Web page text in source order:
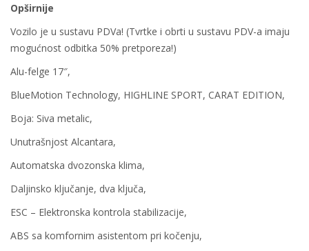
Opširnije
Vozilo je u sustavu PDVa! (Tvrtke i obrti u sustavu PDV-a imaju
mogućnost odbitka 50% pretporeza!)
Alu-felge 17″,
BlueMotion Technology, HIGHLINE SPORT, CARAT EDITION,
Boja: Siva metalic,
Unutrašnjost Alcantara,
Automatska dvozonska klima,
Daljinsko ključanje, dva ključa,
ESC – Elektronska kontrola stabilizacije,
ABS sa komfornim asistentom pri kočenju,